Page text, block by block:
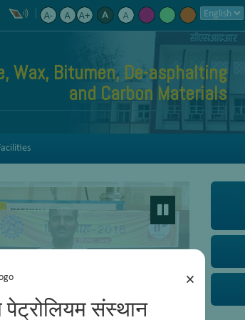
×
संस्थान
Wax, Bitumen, De-asphalting
and Carbon Materials